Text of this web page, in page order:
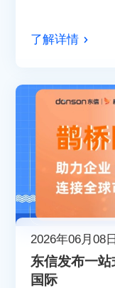
了解详情
2026年06月08日
东信发布一
国际